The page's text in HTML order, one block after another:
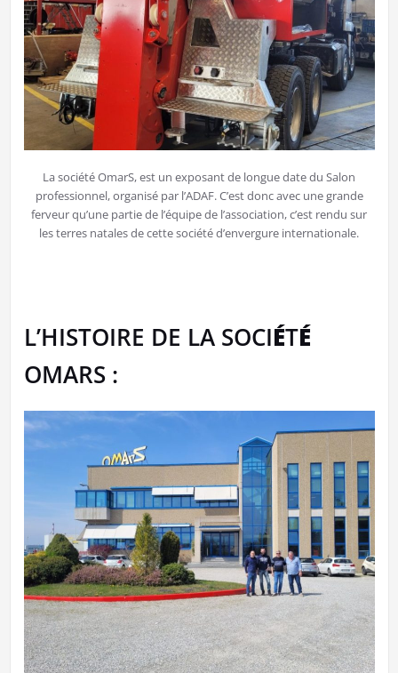
La société OmarS, est un exposant de longue date du Salon
professionnel, organisé par l’ADAF. C’est donc avec une grande
ferveur qu’une partie de l’équipe de l’association, c’est rendu sur
les terres natales de cette société d’envergure internationale.
L’HISTOIRE DE LA SOCIÉTÉ
OMARS :